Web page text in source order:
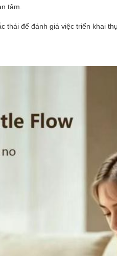
tâm.
để đánh giá việc triển khai